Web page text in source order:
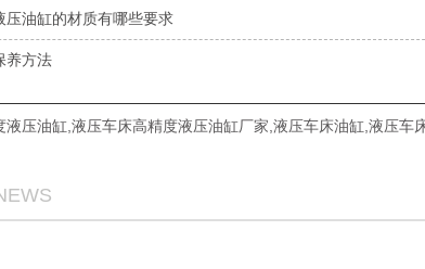
压油缸的材质有哪些要求
养方法
液压油缸 液压车床高精度液压油缸厂家 液压车床油缸 液压车